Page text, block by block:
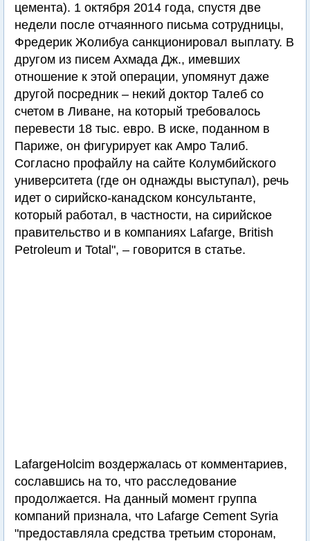
цемента). 1 октября 2014 года, спустя две
недели после отчаянного письма сотрудницы,
Фредерик Жолибуа санкционировал выплату. В
другом из писем Ахмада Дж., имевших
отношение к этой операции, упомянут даже
другой посредник – некий доктор Талеб со
счетом в Ливане, на который требовалось
перевести 18 тыс. евро. В иске, поданном в
Париже, он фигурирует как Амро Талиб.
Согласно профайлу на сайте Колумбийского
университета (где он однажды выступал), речь
идет о сирийско-канадском консультанте,
который работал, в частности, на сирийское
правительство и в компаниях Lafarge, British
Petroleum и Total", – говорится в статье.
LafargeHolcim воздержалась от комментариев,
сославшись на то, что расследование
продолжается. На данный момент группа
компаний признала, что Lafarge Cement Syria
"предоставляла средства третьим сторонам,